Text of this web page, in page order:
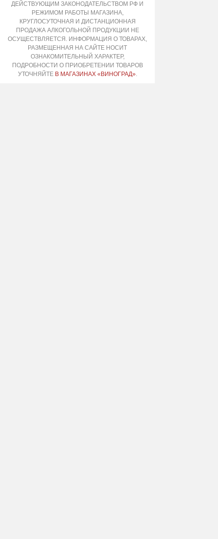
ДЕЙСТВУЮЩИМ ЗАКОНОДАТЕЛЬСТВОМ РФ И
РЕЖИМОМ РАБОТЫ МАГАЗИНА,
КРУГЛОСУТОЧНАЯ И ДИСТАНЦИОННАЯ
ПРОДАЖА АЛКОГОЛЬНОЙ ПРОДУКЦИИ НЕ
ОСУЩЕСТВЛЯЕТСЯ. ИНФОРМАЦИЯ О ТОВАРАХ,
РАЗМЕЩЕННАЯ НА САЙТЕ НОСИТ
ОЗНАКОМИТЕЛЬНЫЙ ХАРАКТЕР,
ПОДРОБНОСТИ О ПРИОБРЕТЕНИИ ТОВАРОВ
УТОЧНЯЙТЕ В МАГАЗИНАХ «ВИНОГРАД».